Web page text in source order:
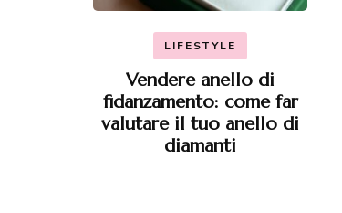
LIFESTYLE
Vendere anello di
fidanzamento: come far
valutare il tuo anello di
diamanti